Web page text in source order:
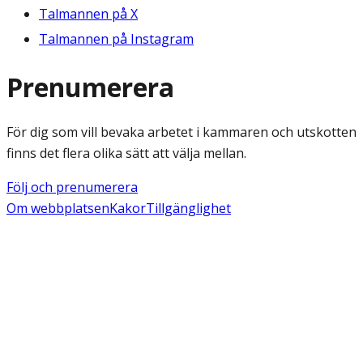
Talmannen på X
Talmannen på Instagram
Prenumerera
För dig som vill bevaka arbetet i kammaren och utskotten
finns det flera olika sätt att välja mellan.
Följ och prenumerera
Om webbplatsenKakorTillgänglighet